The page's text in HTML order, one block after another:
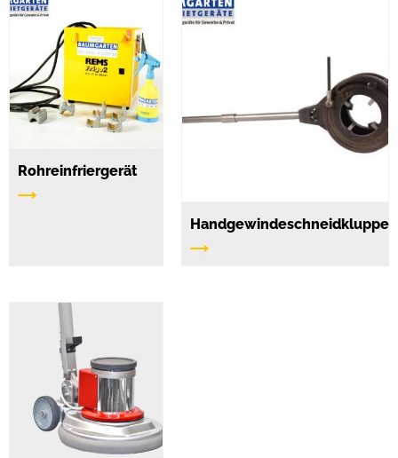
Rohreinfriergerät
Handgewindeschneidkluppe